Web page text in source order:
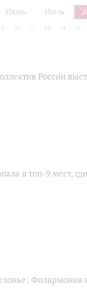
Июнь Июль
9 10 12 13 14
России
в топ-9 мест,
Филармония